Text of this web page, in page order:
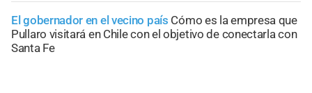
El gobernador en el vecino país Cómo es la empresa que
Pullaro visitará en Chile con el objetivo de conectarla con
Santa Fe